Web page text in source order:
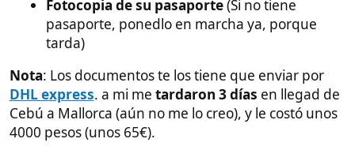
Extras
: Si puedes aportar alguna prueba de que
vosotros os conocéis de hace tiempo, mejor
Consulta con el notario este punto
envíos de dinero, enlaces a publicaciones de fotos
juntos en redes sociales, etc.
Si lo haces por el registro civil, y no por el notario, es
posible que ella tenga que ir al consulado una vez